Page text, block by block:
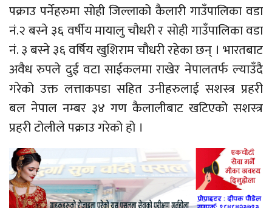
पक्राउ पर्नेहरुमा सोही जिल्लाको कैलारी गाउँपालिका वडा
नं.२ बस्ने ३६ वर्षीय मायालु चौधरी र सोही गाउँपालिका वडा
नं. ३ बस्ने ३६ वर्षिय खुशिराम चौधरी रहेका छन् । भारतबाट
अवैध रुपले दुई वटा साईकलमा राखेर नेपालतर्फ ल्याउँदै
गरेको उक्त लत्ताकपडा सहित उनीहरुलाई सशस्त्र प्रहरी
बल नेपाल नम्बर ३४ गण कैलालीबाट खटिएको सशस्त्र
प्रहरी टोलीले पक्राउ गरेको हो ।